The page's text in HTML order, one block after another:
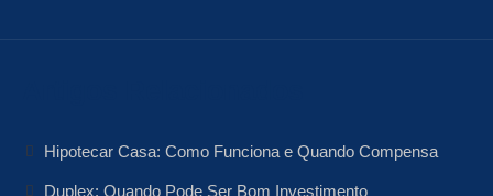
Hipotecar Casa: Como Funciona e Quando Compensa
Duplex: Quando Pode Ser Bom Investimento